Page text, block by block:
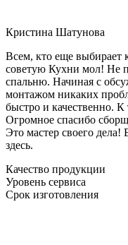
Кристина Шатунова
Всем, кто еще выбирает
советую Кухни мол! Не
спальню. Начиная с
монтажом никаких
быстро и качественно.
Огромное спасибо
Это мастер своего дела!
здесь.
Качество продукции
Уровень сервиса
Срок изготовления